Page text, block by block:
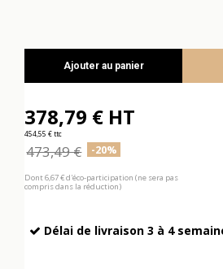
Ajouter au panier
378,79 € HT
454,55 € ttc
473,49 € -20%
Dont 6,67 € d'éco-participation (ne sera pas
compris dans la réduction)
Délai de livraison 3 à 4